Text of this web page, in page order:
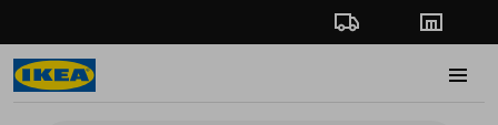
Проследяване на